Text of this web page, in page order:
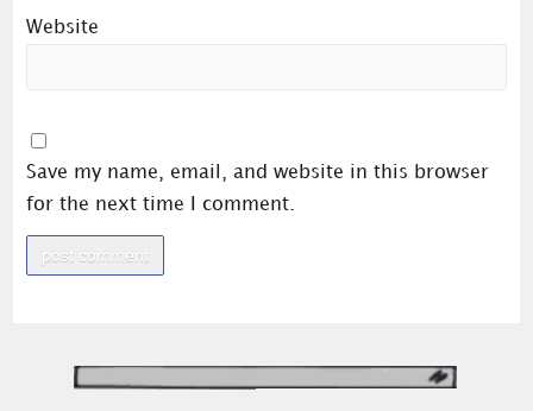
Website
Save my name, email, and website in this browser
for the next time I comment.